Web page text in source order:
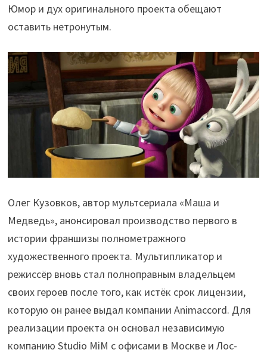
Юмор и дух оригинального проекта обещают
оставить нетронутым.
Олег Кузовков, автор мультсериала «Маша и
Медведь», анонсировал производство первого в
истории франшизы полнометражного
художественного проекта. Мультипликатор и
режиссёр вновь стал полноправным владельцем
своих героев после того, как истёк срок лицензии,
которую он ранее выдал компании Animaccord. Для
реализации проекта он основал независимую
компанию Studio MiM с офисами в Москве и Лос-